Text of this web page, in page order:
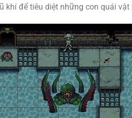
khí để tiêu diệt những con quái